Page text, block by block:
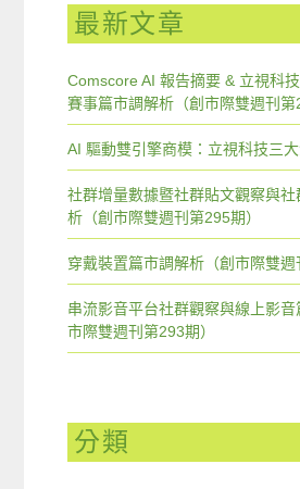
最新文章
Comscore AI 報告摘要 & 立視科
賽事篇市調解析（創市際雙週刊第
AI 驅動雙引擎商模：立視科技三
社群增量數據暨社群貼文觀察與
析（創市際雙週刊第295期）
穿戴裝置篇市調解析（創市際雙週
串流影音平台社群觀察與線上影音
市際雙週刊第293期）
分類